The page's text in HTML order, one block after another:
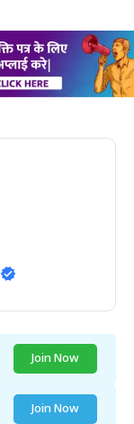
Join Now
Join Now